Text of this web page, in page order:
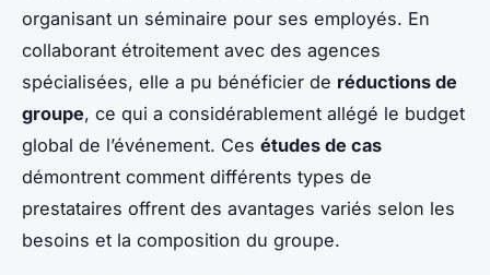
organisant un séminaire pour ses employés. En
collaborant étroitement avec des agences
spécialisées, elle a pu bénéficier de réductions de
groupe, ce qui a considérablement allégé le budget
global de l’événement. Ces études de cas
démontrent comment différents types de
prestataires offrent des avantages variés selon les
besoins et la composition du groupe.